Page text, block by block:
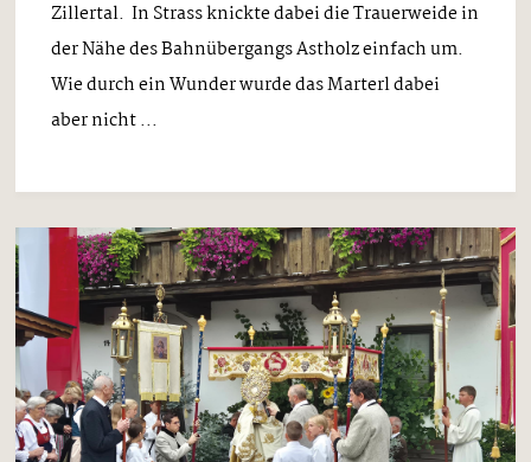
Zillertal. In Strass knickte dabei die Trauerweide in
der Nähe des Bahnübergangs Astholz einfach um.
Wie durch ein Wunder wurde das Marterl dabei
aber nicht ...